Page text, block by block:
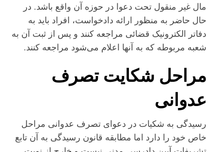
مال غیر منقول تحت دعوا در حوزه آن واقع باشد. در
حال حاضر به منظور ارائه دادخواست، افراد باید به
دفاتر الکترونیک قضائی مراجعه کنند و پس از ثبت آن به
شعبه مربوطه که به آنها اعلام می‌شود مراجعه کنند.
مراحل شکایت تصرف
عدوانی
رسیدگی به شکیات در دعوای تصرف عدوانی مراحل
خاص خود را دارد اما مطابقه قانون رسیدگی به آن تابع